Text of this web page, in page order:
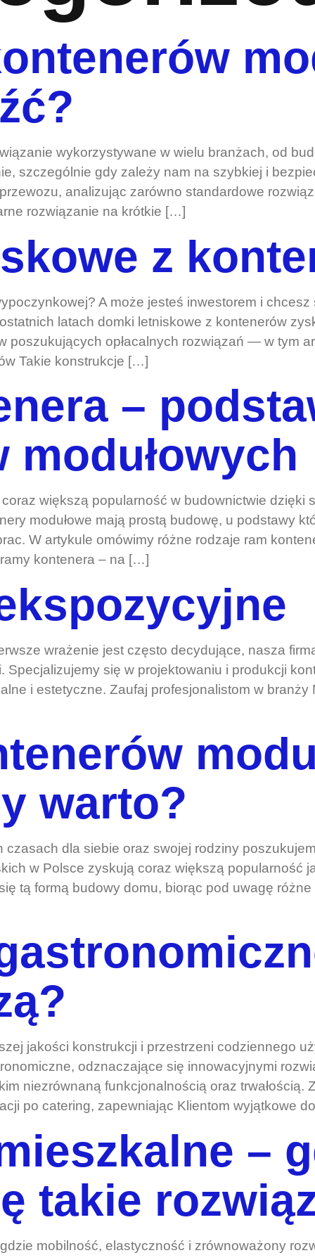
wykorzystywane w wielu branżach, od
szczególnie gdy zależy nam na szybkiej i
analizując zarówno standardowe
rozwiązanie na krótkie […]
z
A może jesteś inwestorem i
latach domki letniskowe z kontenerów
poszukujących opłacalnych rozwiązań — w tym
Takie konstrukcje […]
–
większą popularność w budownictwie
modułowe mają prostą budowę, u podstawy
W artykule omówimy różne rodzaje ram
kontenera – na […]
wrażenie jest często decydujące, nasza
Specjalizujemy się w projektowaniu i produkcji
i estetyczne. Zaufaj profesjonalistom w
warto?
dla siebie oraz swojej rodziny
w Polsce zyskują coraz większą popularność
tą formą budowy domu, biorąc pod uwagę
jakości konstrukcji i przestrzeni codziennego
odznaczające się innowacyjnymi
niezrównaną funkcjonalnością oraz trwałością.
po catering, zapewniając Klientom wyjątkowe
–
takie
mobilność, elastyczność i zrównoważony